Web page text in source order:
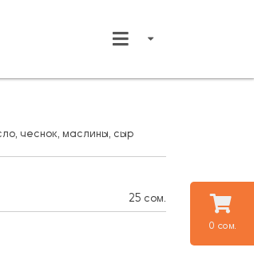
0 сом.
чеснок, маслины, сыр
25 сом.